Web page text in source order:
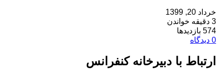
خرداد 20, 1399
3 دقیقه خواندن
574 بازدیدها
0 دیدگاه
ارتباط با دبیرخانه کنفرانس